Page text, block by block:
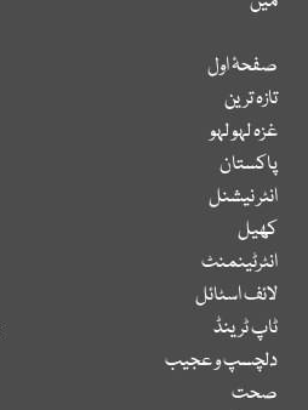
صفحۂ اول
تازہ ترین
غزہ لہو لہو
پاکستان
انٹر نیشنل
کھیل
انٹرٹینمنٹ
لائف اسٹائل
ٹاپ ٹرینڈ
دلچسپ و عجیب
صحت